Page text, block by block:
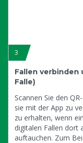
3
Fallen verbinden
Falle)
Scannen Sie den
sie mit der App zu
zu erhalten, wenn
digitalen Fallen dort
auftauchen. Zum